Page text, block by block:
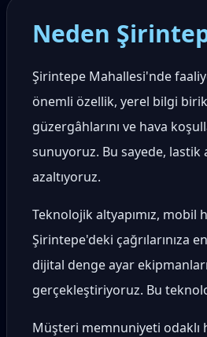
Neden
Şirintepe Mahallesi'nde
önemli özellik, yerel bilgi
güzergâhlarını ve hava
sunuyoruz. Bu sayede, lastik
azaltıyoruz.
Teknolojik altyapımız,
Şirintepe'deki çağrılarınıza
dijital denge ayar
gerçekleştiriyoruz. Bu
Müşteri memnuniyeti odaklı